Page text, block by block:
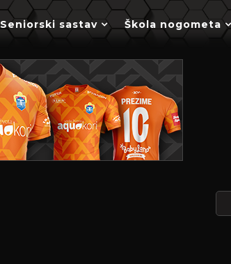
Seniorski sastav Škola nogometa